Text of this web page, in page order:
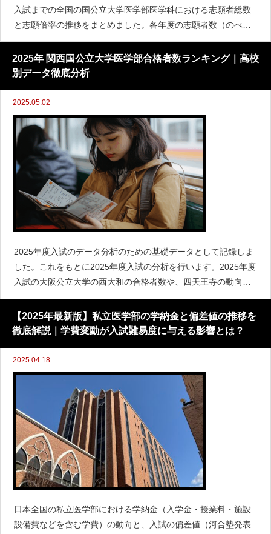
入試までの全国の国公立大学医学部医学科における志願者総数
と志願倍率の推移をまとめました。各年度の志願者数（のべ出
願者数）と、募集人員に対する志願倍率を示し、続けて全体的
な傾向や変化について考察しています。年度別 志願者総数・志
2025年 関西国公立大学医学部合格者数ランキング｜高校
別データ徹底分析
2025.05.02
2025年度入試のデータ分析のための基礎データとして記録しま
した。これをもとに2025年度入試の分析を行います。2025年度
入試の大阪公立大学の西大和の合格者数や、四天王寺の動向な
どが気になっています。データ分析が終わればここで発表しま
す。しかしそれよりも気になるのは、2026年度入試の西大和と
四
【2025年最新版】私立医学部の学納金と偏差値の推移を
徹底解説｜学費変動が入試難易度に与える影響とは？
2025.04.18
日本全国の私立医学部における学納金（入学金・授業料・施設
設備費などを含む学費）の動向と、入試の偏差値（河合塾発表